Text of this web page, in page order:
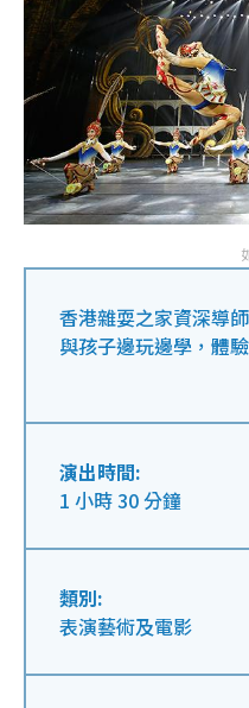
香港雜耍之家資深導
與孩子邊玩邊學，體
演出時間:
1 小時 30 分鐘
類別:
表演藝術及電影